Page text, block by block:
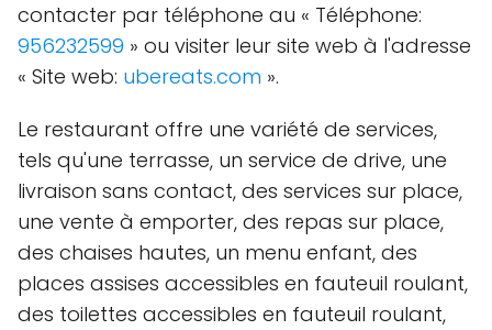
contacter par téléphone au « Téléphone:
956232599 » ou visiter leur site web à l'adresse
« Site web: ubereats.com ».
Le restaurant offre une variété de services,
tels qu'une terrasse, un service de drive, une
livraison sans contact, des services sur place,
une vente à emporter, des repas sur place,
des chaises hautes, un menu enfant, des
places assises accessibles en fauteuil roulant,
des toilettes accessibles en fauteuil roulant,